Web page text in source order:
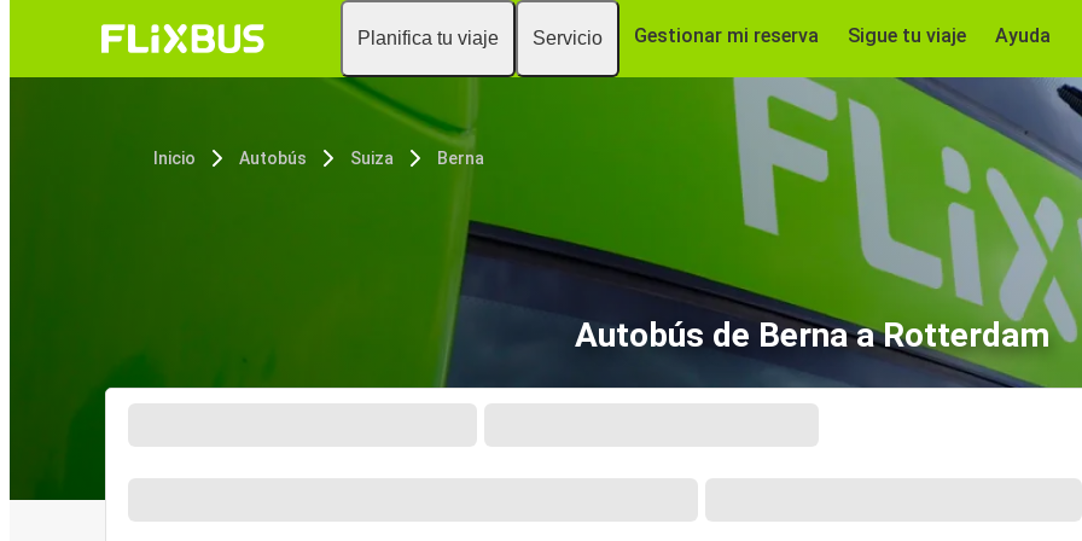
Planifica tu viaje Servicio Gestionar mi reserva Sigue tu viaje Ayuda
Inicio Autobús Suiza Berna
Autobús de Berna a Rotterdam